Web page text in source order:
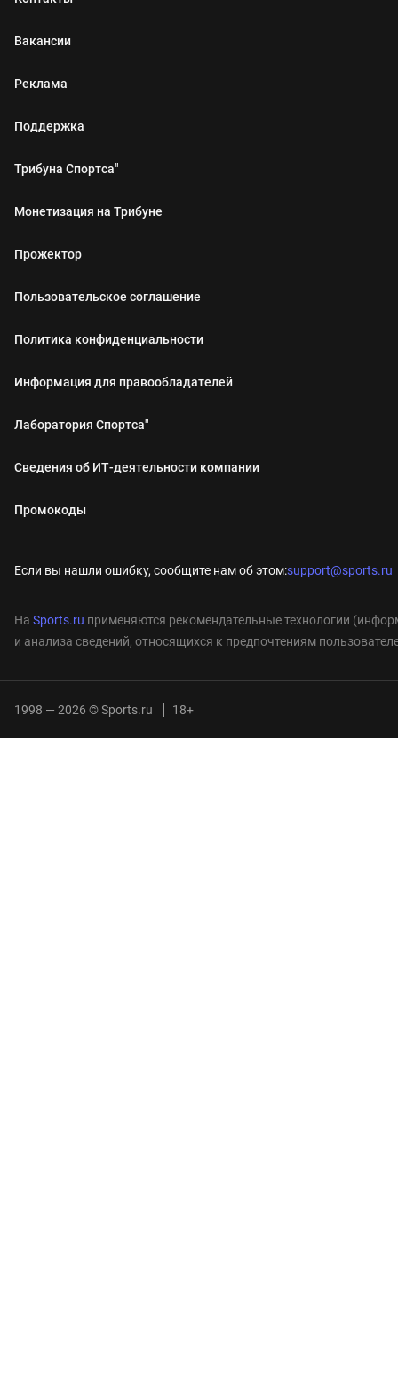
Вакансии
Реклама
Поддержка
Трибуна Спортса"
Монетизация на Трибуне
Прожектор
Пользовательское соглашение
Политика конфиденциальности
Информация для правообладателей
Лаборатория Спортса"
Сведения об ИТ‑деятельности компании
Промокоды
Если вы нашли ошибку, сообщите нам об этом:support@sports.ru
На Sports.ru применяются рекомендательные технологии
и анализа сведений, относящихся к предпочтениям
1998 — 2026 © Sports.ru 18+